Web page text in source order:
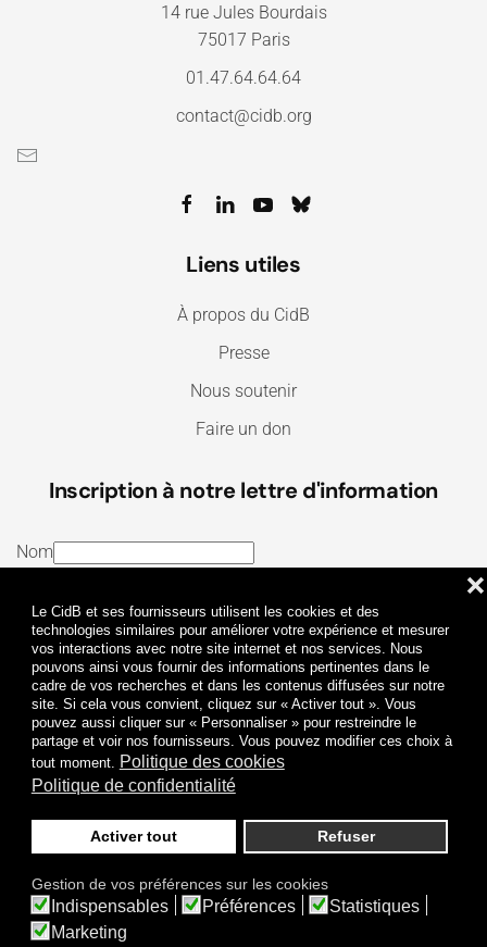
Le CidB et ses fournisseurs utilisent les cookies et des
technologies similaires pour améliorer votre expérience et mesurer
vos interactions avec notre site internet et nos services. Nous
pouvons ainsi vous fournir des informations pertinentes dans le
cadre de vos recherches et dans les contenus diffusées sur notre
site. Si cela vous convient, cliquez sur « Activer tout ». Vous
pouvez aussi cliquer sur « Personnaliser » pour restreindre le
partage et voir nos fournisseurs. Vous pouvez modifier ces choix à
tout moment. Politique des cookies
Politique de confidentialité
Activer tout Refuser
❌
Gestion de vos préférences sur les cookies
Indispensables Préférences
Statistiques
Marketing
14 rue Jules Bourdais
75017 Paris
01.47.64.64.64
contact@cidb.org
Liens utiles
À propos du CidB
Presse
Nous soutenir
Faire un don
Inscription à notre lettre d'information
Nom
J’ai lu et j’accepte lesTermes et conditionset la
Politique de confidentialité
Je m'abonne
© 2009-2026 CidB. Tous droits réservés.